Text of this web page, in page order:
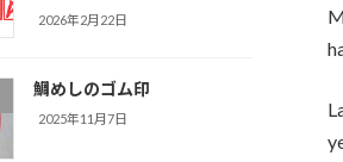
2026年2月22日
鯛めしのゴム印
2025年11月7日